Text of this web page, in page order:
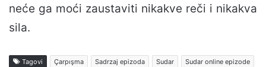
neće ga moći zaustaviti nikakve reči i nikakva
sila.
Tagovi Çarpışma Sadrzaj epizoda Sudar
Sudar online epizode